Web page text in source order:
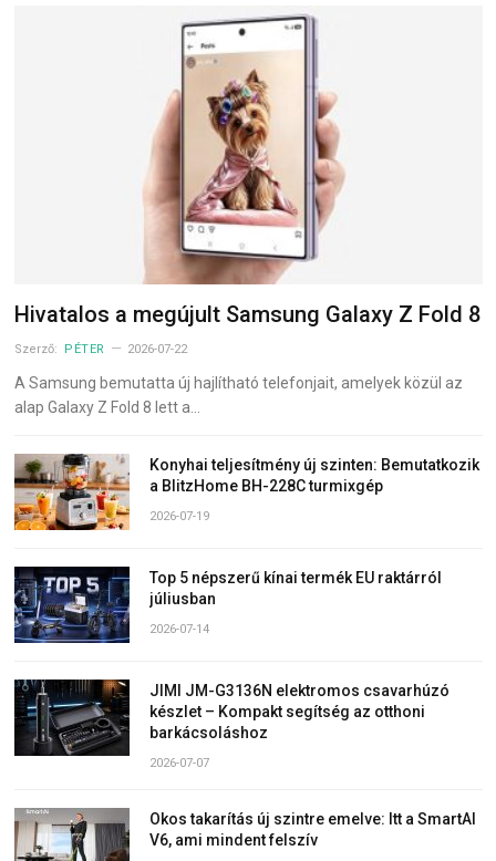
Hivatalos a megújult Samsung Galaxy Z Fold 8
Szerző: PÉTER 2026-07-22
A Samsung bemutatta új hajlítható telefonjait, amelyek közül az
alap Galaxy Z Fold 8 lett a…
Konyhai teljesítmény új szinten: Bemutatkozik
a BlitzHome BH-228C turmixgép
2026-07-19
Top 5 népszerű kínai termék EU raktárról
júliusban
2026-07-14
JIMI JM-G3136N elektromos csavarhúzó
készlet – Kompakt segítség az otthoni
barkácsoláshoz
2026-07-07
Okos takarítás új szintre emelve: Itt a SmartAI
V6, ami mindent felszív